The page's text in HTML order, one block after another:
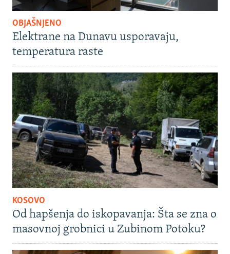
OBJAŠNJENO
Elektrane na Dunavu usporavaju,
temperatura raste
KOSOVO
Od hapšenja do iskopavanja: Šta se zna o
masovnoj grobnici u Zubinom Potoku?